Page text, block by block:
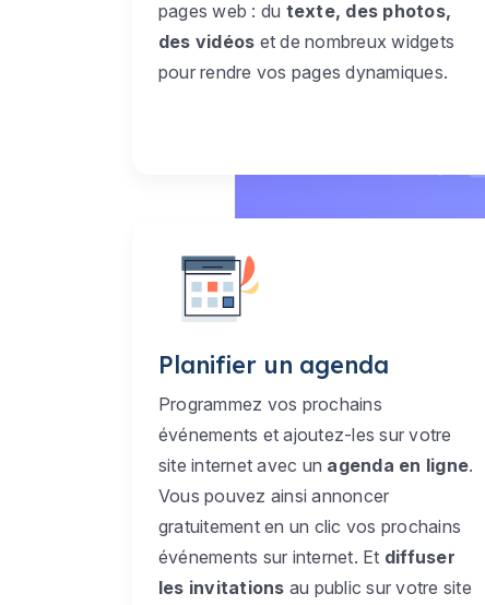
pages web : du texte, des photos,
des vidéos et de nombreux widgets
pour rendre vos pages dynamiques.
Planifier un agenda
Programmez vos prochains
événements et ajoutez-les sur votre
site internet avec un agenda en ligne.
Vous pouvez ainsi annoncer
gratuitement en un clic vos prochains
événements sur internet. Et diffuser
les invitations au public sur votre site